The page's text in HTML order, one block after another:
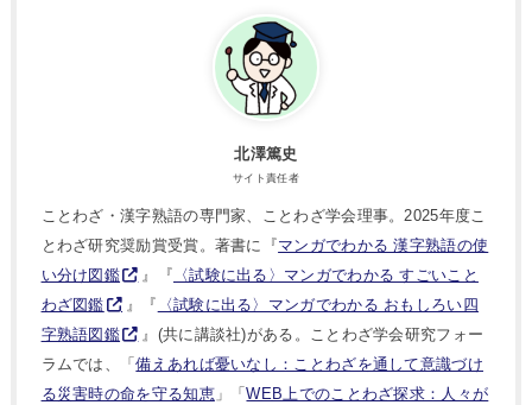
北澤篤史
サイト責任者
ことわざ・漢字熟語の専門家、ことわざ学会理事。2025年度こ
とわざ研究奨励賞受賞。著書に『マンガでわかる 漢字熟語の使
い分け図鑑
』『 〈試験に出る〉マンガでわかる すごいこと
わざ図鑑
』『
〈試験に出る〉マンガでわかる おもしろい四
字熟語図鑑
』(共に講談社)がある。ことわざ学会研究フォー
ラムでは、「備えあれば憂いなし：ことわざを通して意識づけ
る災害時の命を守る知恵」「WEB上でのことわざ探求：人々が